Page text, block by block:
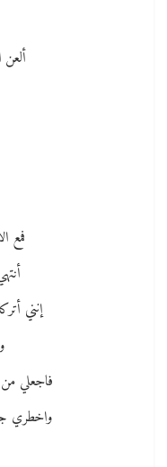
فمع
إنني
فاجعلي من
واخطري